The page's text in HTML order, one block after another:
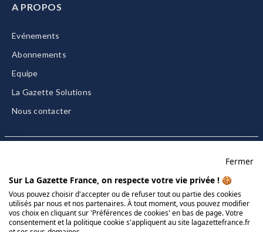
A PROPOS
Evénements
Abonnements
Equipe
La Gazette Solutions
Nous contacter
CGU/CGV
Données personnelles
Charte sur les cookies
Fermer
Sur La Gazette France, on respecte votre vie privée ! 🍪
Vous pouvez choisir d'accepter ou de refuser tout ou partie des cookies
utilisés par nous et nos partenaires. À tout moment, vous pouvez modifier
vos choix en cliquant sur 'Préférences de cookies' en bas de page. Votre
consentement et la politique cookie s'appliquent au site lagazettefrance.fr